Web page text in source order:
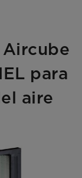
para
aire